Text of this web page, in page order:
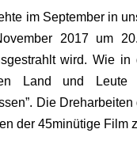
im September in
2017 um
wird. Wie
Land und
Die
der 45minütige Film